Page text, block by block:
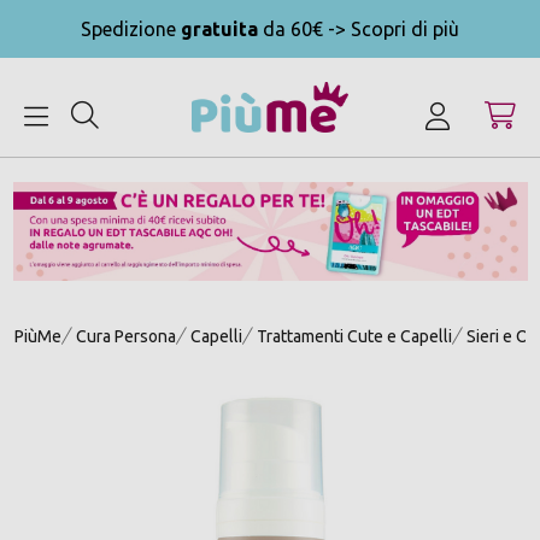
Spedizione gratuita da 60€ -> Scopri di più
PiùMe Cura Persona Capelli Trattamenti Cute e Capelli Sieri e